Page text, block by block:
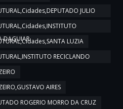
JULIO
DAGUIAR
LUZIA
RECICLANDO
AIRES
ROGERIO MORRO DA CRUZ